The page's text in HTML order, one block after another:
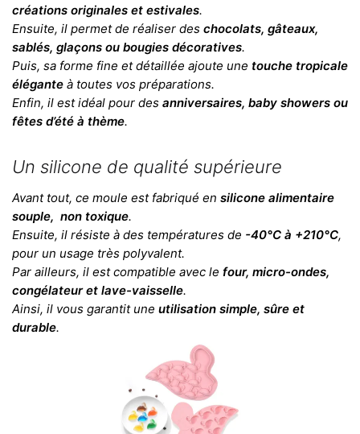
créations originales et estivales.
Ensuite, il permet de réaliser des chocolats, gâteaux,
sablés, glaçons ou bougies décoratives.
Puis, sa forme fine et détaillée ajoute une touche tropicale
élégante à toutes vos préparations.
Enfin, il est idéal pour des anniversaires, baby showers ou
fêtes d’été à thème.
Un silicone de qualité supérieure
Avant tout, ce moule est fabriqué en silicone alimentaire
souple, non toxique.
Ensuite, il résiste à des températures de -40°C à +210°C,
pour un usage très polyvalent.
Par ailleurs, il est compatible avec le four, micro-ondes,
congélateur et lave-vaisselle.
Ainsi, il vous garantit une utilisation simple, sûre et
durable.